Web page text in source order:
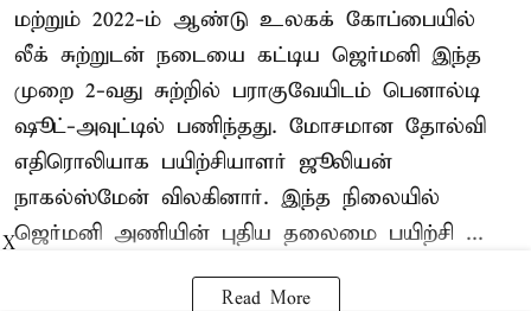
மற்றும் 2022-ம் ஆண்டு உலகக் கோப்பையில்
லீக் சுற்றுடன் நடையை கட்டிய ஜெர்மனி இந்த
முறை 2-வது சுற்றில் பராகுவேயிடம் பெனால்டி
ஷூட்-அவுட்டில் பணிந்தது. மோசமான தோல்வி
எதிரொலியாக பயிற்சியாளர் ஜூலியன்
நாகல்ஸ்மேன் விலகினார். இந்த நிலையில்
ஜெர்மனி அணியின் புதிய தலைமை பயிற்சி ...
Read More
X